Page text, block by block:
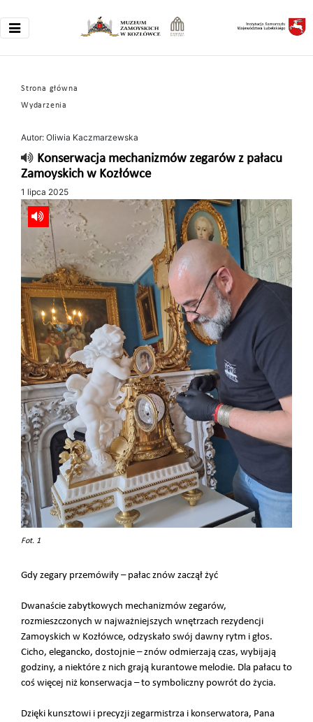
Strona główna
Wydarzenia
Autor: Oliwia Kaczmarzewska
Konserwacja mechanizmów zegarów z pałacu
Zamoyskich w Kozłówce
1 lipca 2025
Fot. 1
Gdy zegary przemówiły – pałac znów zaczął żyć
Dwanaście zabytkowych mechanizmów zegarów,
rozmieszczonych w najważniejszych wnętrzach rezydencji
Zamoyskich w Kozłówce, odzyskało swój dawny rytm i głos.
Cicho, elegancko, dostojnie – znów odmierzają czas, wybijają
godziny, a niektóre z nich grają kurantowe melodie. Dla pałacu to
coś więcej niż konserwacja – to symboliczny powrót do życia.
Dzięki kunsztowi i precyzji zegarmistrza i konserwatora, Pana